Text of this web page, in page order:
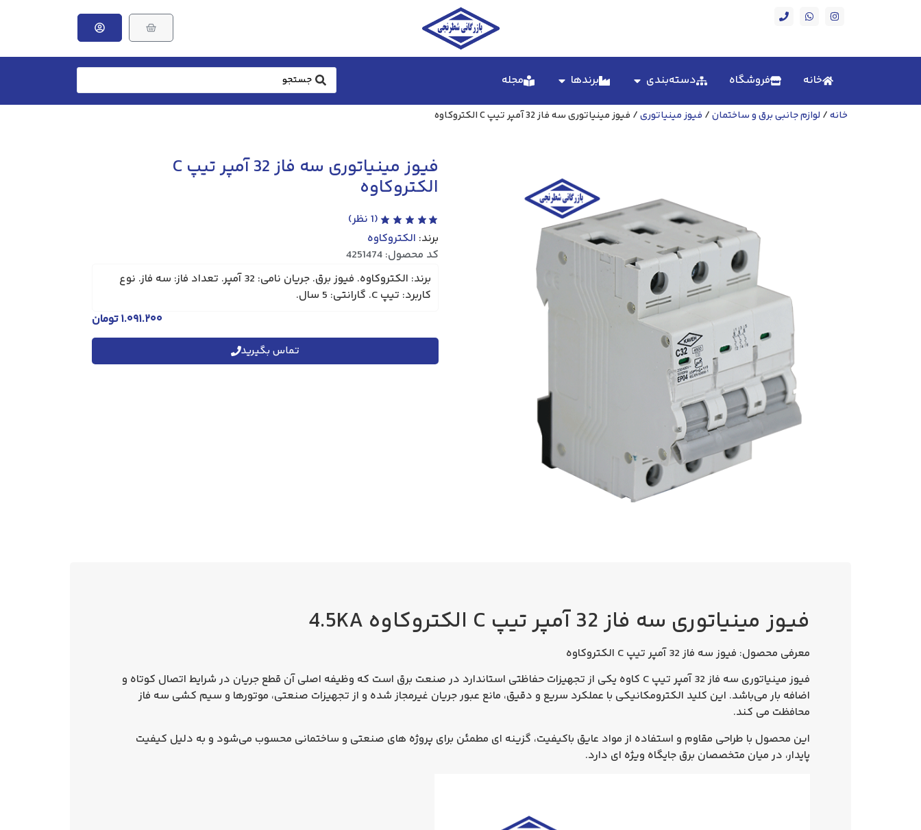
خانه فروشگاه دسته‌بندی برندها مجله
خانه/ لوازم جانبی برق و ساختمان/ فیوز مینیاتوری/ فیوز مینیاتوری سه فاز 32 آمپر تیپ C الکتروکاوه
فیوز مینیاتوری سه فاز 32 آمپر تیپ C
الکتروکاوه
(
1 نظر)
برند: الکتروکاوه
کد محصول: 4251474
برند: الکتروکاوه. فیوز برق. جریان نامی: 32 آمپر. تعداد فاز: سه فاز. نوع
کاربرد: تیپ C. گارانتی: 5 سال.
۱.۰۹۱.۲۰۰تومان
تماس بگیرید
فیوز مینیاتوری سه فاز 32 آمپر تیپ C الکتروکاوه 4.5KA
معرفی محصول: فیوز سه فاز 32 آمپر تیپ C الکتروکاوه
فیوز مینیاتوری سه فاز 32 آمپر تیپ C کاوه
یکی از تجهیزات حفاظتی استاندارد در صنعت برق است که وظیفه اصلی آن قطع جریان در شرایط اتصال کوتاه و
اضافه‌ بارمی‌باشد. این کلید الکترومکانیکی با عملکرد سریع و دقیق، مانع عبور جریان غیرمجاز شده و از تجهیزات صنعتی، موتورها و سیم‌ کشی سه‌ فاز
محافظت می‌ کند.
این محصول با طراحی مقاوم و استفاده از مواد عایق باکیفیت، گزینه‌ ای مطمئن برای پروژه‌ های صنعتی و ساختمانی محسوب می‌شود و به دلیل کیفیت
پایدار، در میان متخصصان برق جایگاه ویژه‌ ای دارد.